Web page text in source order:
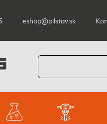
eshop@pilstav.sk